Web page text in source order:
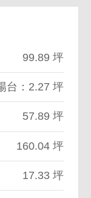
99.89 坪
台：2.27 坪
57.89 坪
160.04 坪
17.33 坪